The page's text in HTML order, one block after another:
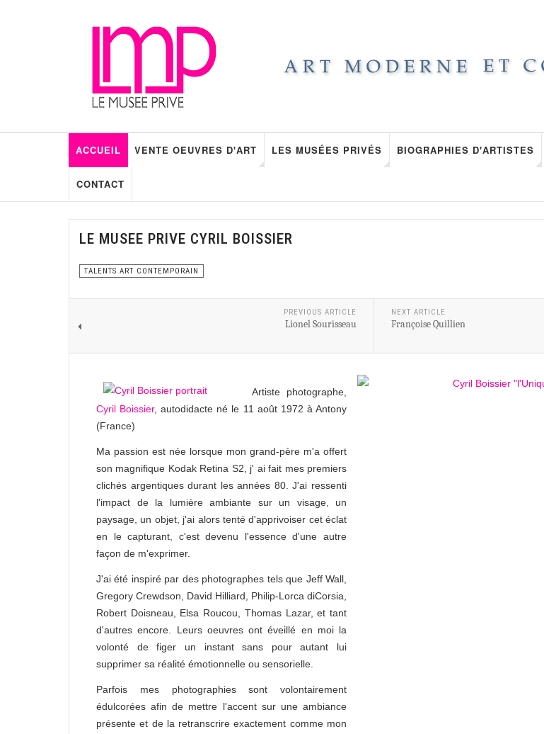
ACCUEIL VENTE OEUVRES D'ART LES MUSÉES PRIVÉS BIOGRAPHIES D'ARTISTES
CONTACT
LE MUSEE PRIVE CYRIL BOISSIER
TALENTS ART CONTEMPORAIN
PREVIOUS ARTICLE
Lionel Sourisseau
NEXT ARTICLE
Françoise Quillien
Artiste photographe,
Cyril Boissier, autodidacte né le 11 août 1972 à Antony
(France)
Ma passion est née lorsque mon grand-père m'a offert
son magnifique Kodak Retina S2, j' ai fait mes premiers
clichés argentiques durant les années 80. J'ai ressenti
l'impact de la lumière ambiante sur un visage, un
paysage, un objet, j'ai alors tenté d'apprivoiser cet éclat
en le capturant, c'est devenu l'essence d'une autre
façon de m'exprimer.
J'ai été inspiré par des photographes tels que Jeff Wall,
Gregory Crewdson, David Hilliard, Philip-Lorca diCorsia,
Robert Doisneau, Elsa Roucou, Thomas Lazar, et tant
d'autres encore. Leurs oeuvres ont éveillé en moi la
volonté de figer un instant sans pour autant lui
supprimer sa réalité émotionnelle ou sensorielle.
Parfois mes photographies sont volontairement
édulcorées afin de mettre l'accent sur une ambiance
présente et de la retranscrire exactement comme mon